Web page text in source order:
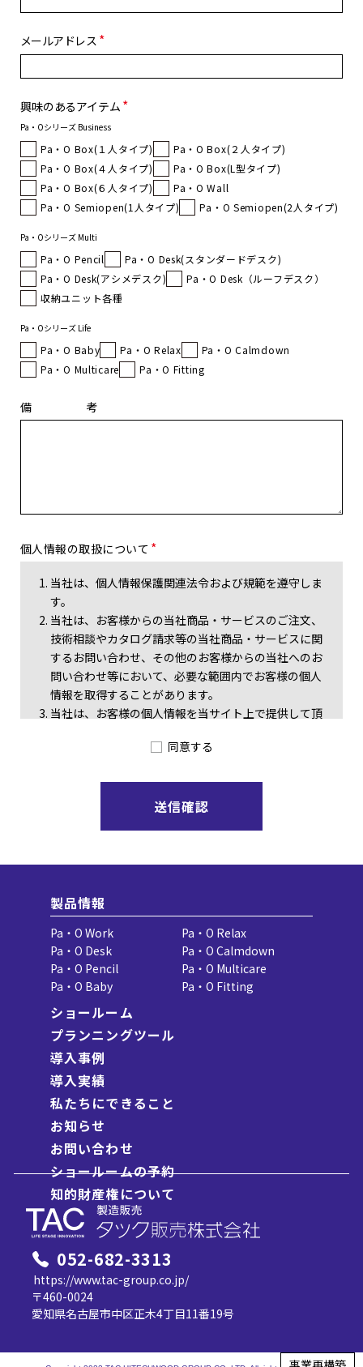
メールアドレス
興味のあるアイテム
Pa・Oシリーズ Business
Pa・O Box(１人タイプ)
Pa・O Box(２人タイプ)
Pa・O Box(４人タイプ)
Pa・O Box(L型タイプ)
Pa・O Box(６人タイプ)
Pa・O Wall
Pa・O Semiopen(1人タイプ)
Pa・O Semiopen(2人タイプ)
Pa・Oシリーズ Multi
Pa・O Pencil
Pa・O Desk(スタンダードデスク)
Pa・O Desk(アシメデスク)
Pa・O Desk（ルーフデスク）
収納ユニット各種
Pa・Oシリーズ Life
Pa・O Baby Pa・O Relax
Pa・O Calmdown
Pa・O Multicare
Pa・O Fitting
備考
個人情報の取扱について
当社は、個人情報保護関連法令および規範を遵守しま
す。
当社は、お客様からの当社商品・サービスのご注文、
技術相談やカタログ請求等の当社商品・サービスに関
するお問い合わせ、その他のお客様からの当社へのお
問い合わせ等において、必要な範囲内でお客様の個人
情報を取得することがあります。
当社は、お客様の個人情報を当サイト上で提供して頂
適切な取り扱いおよび保護をするように努めます。
に規範を遵守いたします。
適性かつ公平な方法により個人情報を収集いたしま
の範囲内で利用いたします。
者に提供いたしません。
個人情報の漏洩・滅失・毀損等を防止するため、必
要かつ適切な安全対策を講じます。
個人情報に関して、開示、訂正、削除、利用停止等
を求められた場合には、合理的な期間、妥当な範囲
で対応いたします。
対象となる個人情報
当サイト上で提供して頂くお客様の氏名、住所、メー
ルアドレス、電話・Fax番号等、お客様個人を特定で
きる情報とします。
利用について
当社は、お客様の個人情報を下記の業務ならびに利用
目的の達成に必要な範囲で利用いたします。
お客様に対する営業活動および各種情報の提供のた
め
お客先様に対する業務遂行上の連絡・対応および管
理のため
当社の業務に関する代金決済の付随業務のため
当社への就業希望者に対する採用活動のため
第三者への提供・開示について
当社は、お客様の個人情報についてお客様の同意がな
い限り第三者に開示、提供を致しません。ただし、以
下に該当する場合はその限りではありません。
同意する
製品情報
Pa・O Work
Pa・O Relax
Pa・O Desk
Pa・O Calmdown
Pa・O Pencil
Pa・O Multicare
Pa・O Baby
Pa・O Fitting
ショールーム
プランニングツール
導入事例
導入実績
私たちにできること
お知らせ
お問い合わせ
ショールームの予約
知的財産権について
052-682-3313
https://www.tac-group.co.jp/
〒460-0024
愛知県名古屋市中区正木4丁目11番19号